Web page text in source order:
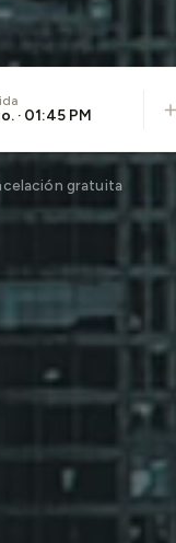
· 01:45 PM
gratuita